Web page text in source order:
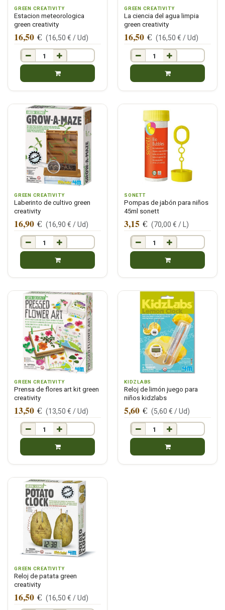
GREEN CREATIVITY
Estacion meteorologica
green creativity
16,50 € (16,50 € /Ud)
GREEN CREATIVITY
La ciencia del agua limpia
green creativity
16,50 € (16,50 € /Ud)
GREEN CREATIVITY
Laberinto de cultivo green
creativity
16,90 € (16,90 € /Ud)
SONETT
Pompas de jabón para niños
45ml sonett
3,15 € (70,00 € / )
GREEN CREATIVITY
Prensa de flores art kit green
creativity
13,50 € (13,50 € /Ud)
KIDZLABS
Reloj de limón juego para
niños kidzlabs
5,60 € (5,60 € /Ud)
GREEN CREATIVITY
Reloj de patata green
creativity
16,50 € (16,50 € /Ud)